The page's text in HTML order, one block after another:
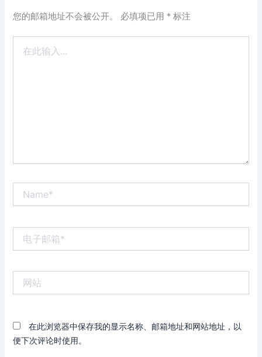
您的邮箱地址不会被公开。 必填项已用 * 标注
在此浏览器中保存我的显示名称、邮箱地址和网站地址，以
便下次评论时使用。